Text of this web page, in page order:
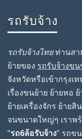
รถรับจ้าง
รถรับจ้างไทยท่านสา
ย้ายของ รถรับจ้างข
จังหวัดหรือเข้ากรุง
เรื่องขนย้าย ย้ายหอ
ย้ายเครื่องจักร ย้าย
จนขนาดใหญ่ๆ เราพ
"รถ6ล้อรับจ้าง" รถข